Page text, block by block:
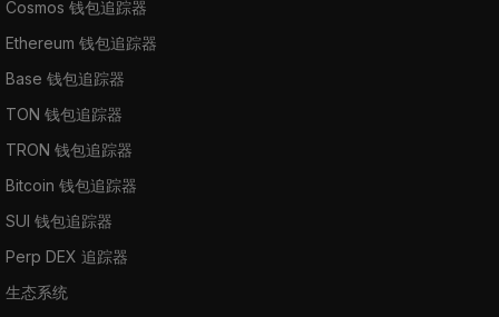
Cosmos 钱包追踪器
Ethereum 钱包追踪器
Base 钱包追踪器
TON 钱包追踪器
TRON 钱包追踪器
Bitcoin 钱包追踪器
SUI 钱包追踪器
Perp DEX 追踪器
生态系统